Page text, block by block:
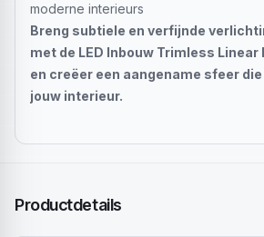
moderne interieurs
Breng subtiele en verfijnde
met de LED Inbouw Trimless Linear
en creëer een aangename sfeer
jouw interieur.
Productdetails